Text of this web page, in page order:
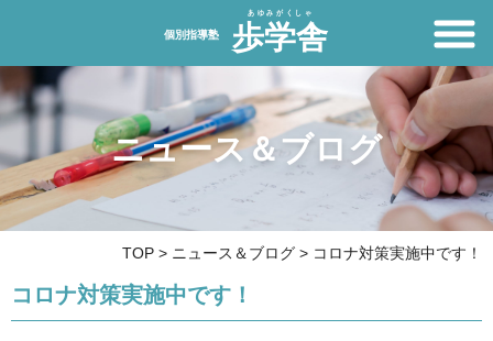
ニュース＆ブログ
TOP > ニュース＆ブログ > コロナ対策実施中です！
コロナ対策実施中です！